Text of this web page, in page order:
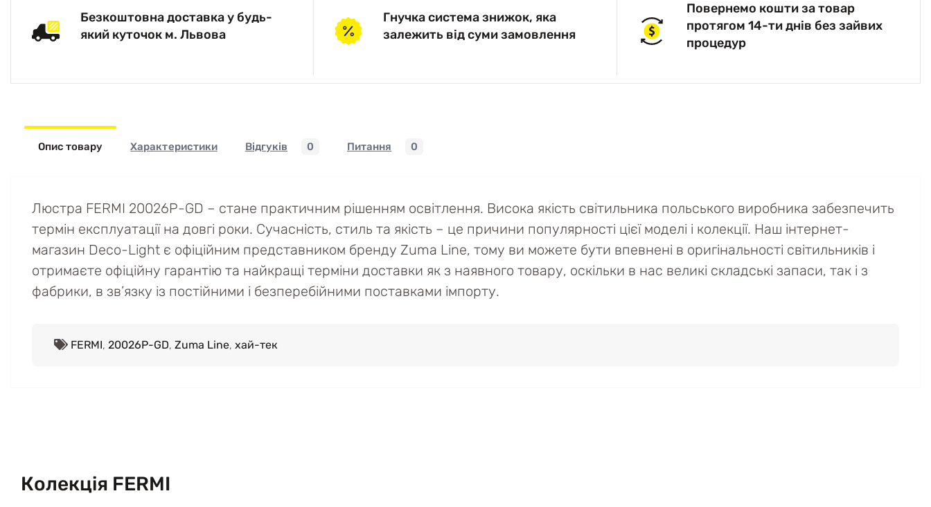
Безкоштовна доставка у будь-
який куточок м. Львова
Гнучка система знижок, яка
залежить від суми замовлення
Повернемо кошти за товар
протягом 14-ти днів без зайвих
процедур
Опис товару Характеристики Відгуків 0 Питання 0
Люстра FERMI 20026P-GD – стане практичним рішенням освітлення. Висока якість світильника польського виробника забезпечить
термін експлуатації на довгі роки. Сучасність, стиль та якість – це причини популярності цієї моделі і колекції. Наш інтернет-
магазин Deco-Light є офіційним представником бренду Zuma Line, тому ви можете бути впевнені в оригінальності світильників і
отримаєте офіційну гарантію та найкращі терміни доставки як з наявного товару, оскільки в нас великі складські запаси, так і з
фабрики, в зв’язку із постійними і безперебійними поставками імпорту.
FERMI, 20026P-GD, Zuma Line, хай-тек
Колекція FERMI